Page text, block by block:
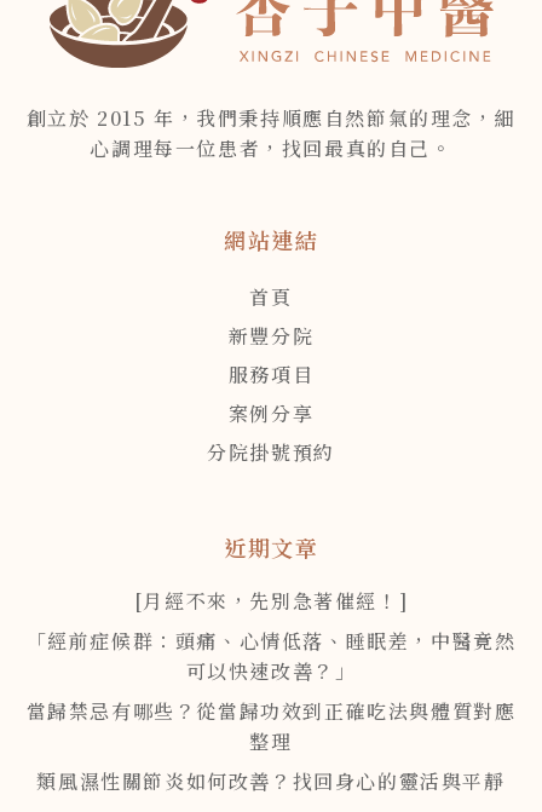
創立於 2015 年，我們秉持順應自然節氣的理念，細
心調理每一位患者，找回最真的自己。
網站連結
首頁
新豐分院
服務項目
案例分享
分院掛號預約
近期文章
[月經不來，先別急著催經！]
「經前症候群：頭痛、心情低落、睡眠差，中醫竟然
可以快速改善？」
當歸禁忌有哪些？從當歸功效到正確吃法與體質對應
整理
類風濕性關節炎如何改善？找回身心的靈活與平靜